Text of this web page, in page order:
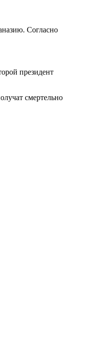
Согласно
президент
смертельно